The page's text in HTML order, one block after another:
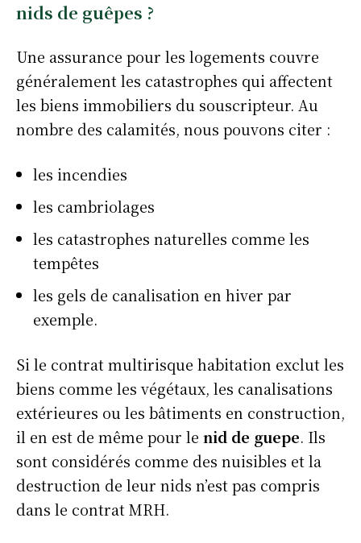
nids de guêpes ?
Une assurance pour les logements couvre
généralement les catastrophes qui affectent
les biens immobiliers du souscripteur. Au
nombre des calamités, nous pouvons citer :
les incendies
les cambriolages
les catastrophes naturelles comme les
tempêtes
les gels de canalisation en hiver par
exemple.
Si le contrat multirisque habitation exclut les
biens comme les végétaux, les canalisations
extérieures ou les bâtiments en construction,
il en est de même pour le nid de guepe. Ils
sont considérés comme des nuisibles et la
destruction de leur nids n’est pas compris
dans le contrat MRH.